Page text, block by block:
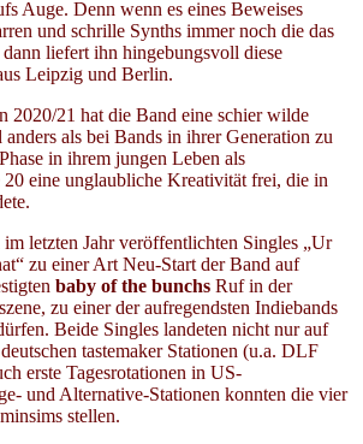
Auge. Denn wenn es eines Beweises
und schrille Synths immer noch die das
liefert ihn hingebungsvoll diese
Leipzig und Berlin.
2020/21 hat die Band eine schier wilde
als bei Bands in ihrer Generation zu
in ihrem jungen Leben als
eine unglaubliche Kreativität frei, die in
letzten Jahr veröffentlichten Singles „Ur
zu einer Art Neu-Start der Band auf
baby of the bunchs Ruf in der
zu einer der aufregendsten Indiebands
Beide Singles landeten nicht nur auf
tastemaker Stationen (u.a. DLF
erste Tagesrotationen in US-
und Alternative-Stationen konnten die vier
stellen.